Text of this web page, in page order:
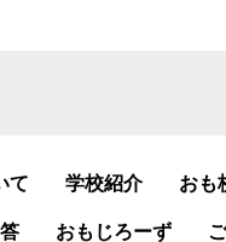
て 学校紹介 おも
おもじろーず